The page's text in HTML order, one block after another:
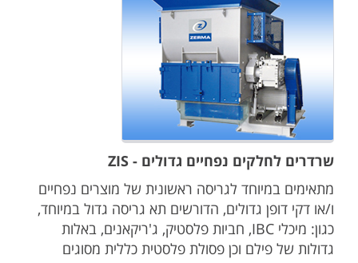
שרדרים לחלקים נפחיים גדולים - ZIS
מתאימים במיוחד לגריסה ראשונית של מוצרים נפחיים
ו/או דקי דופן גדולים, הדורשים תא גריסה גדול במיוחד,
כגון: מיכלי IBC, חביות פלסטיק, ג'ריקאנים, באלות
גדולות של פילם וכן פסולת פלסטית כללית מסוגים